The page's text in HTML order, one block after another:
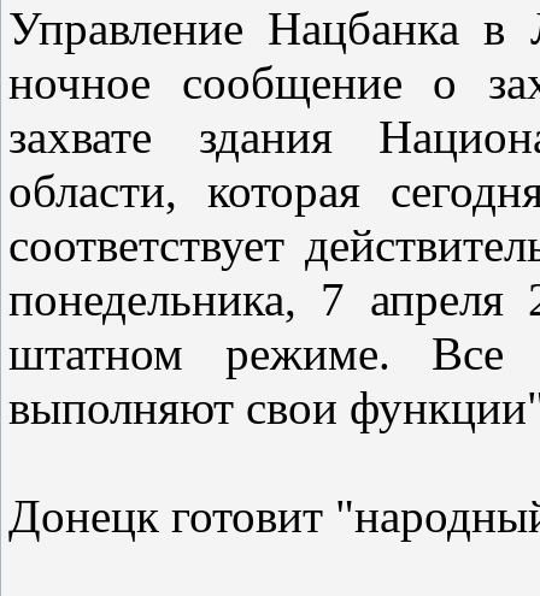
Управление Нацбанка в
ночное сообщение о
захвате здания
области, которая
соответствует
понедельника, 7 апреля
штатном режиме. Все
выполняют свои
Донецк готовит